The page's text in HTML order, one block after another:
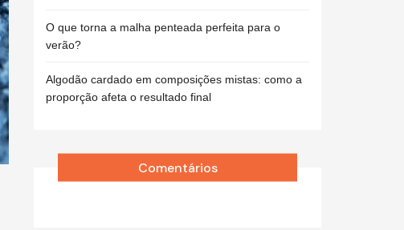
O que torna a malha penteada perfeita para o
verão?
Algodão cardado em composições mistas: como a
proporção afeta o resultado final
Comentários